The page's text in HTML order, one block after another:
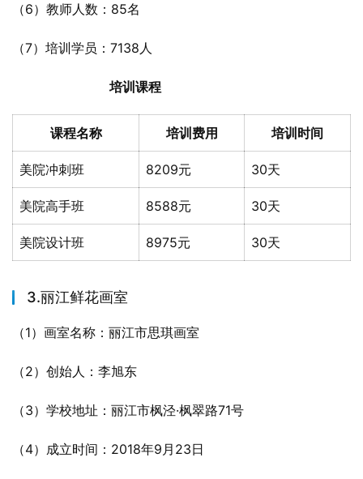
（6）教师人数：85名
（7）培训学员：7138人
培训课程
课程名称 培训费用 培训时间
美院冲刺班 8209元 30天
美院高手班 8588元 30天
美院设计班 8975元 30天
3.丽江鲜花画室
（1）画室名称：丽江市思琪画室
（2）创始人：李旭东
（3）学校地址：丽江市枫泾·枫翠路71号
（4）成立时间：2018年9月23日